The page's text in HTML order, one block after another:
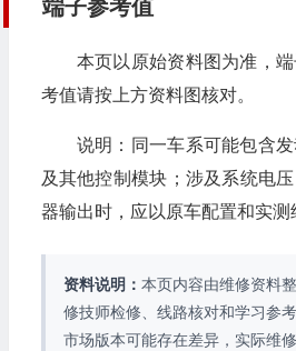
端子参考值
本页以原始资料图为准，
考值请按上方资料图核对。
说明：同一车系可能包含
及其他控制模块；涉及系统电
器输出时，应以原车配置和实测
资料说明： 本页内容由维修资料
修技师检修、线路核对和学习参
市场版本可能存在差异，实际维